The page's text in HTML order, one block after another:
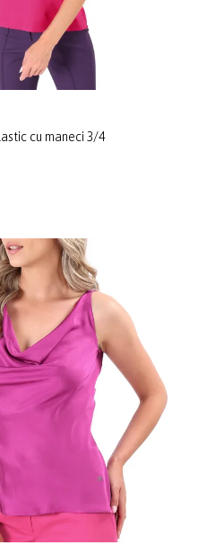
cu maneci 3/4